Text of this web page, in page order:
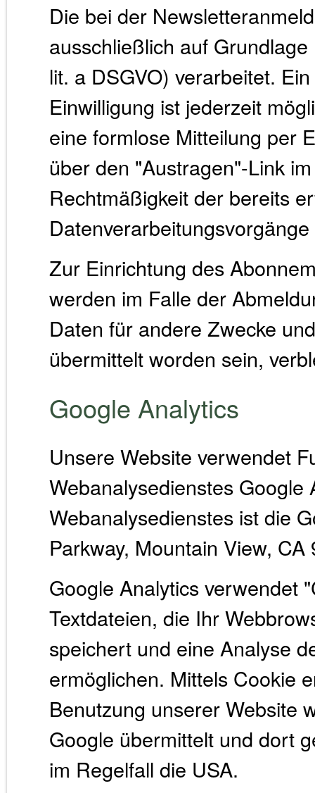
Die bei der
ausschließlich auf
lit. a DSGVO) verarbeitet.
Einwilligung ist jederzeit
eine formlose Mitteilung per
über den "Austragen"-Link
Rechtmäßigkeit der bereits
Zur Einrichtung des
werden im Falle der
Daten für andere Zwecke
übermittelt worden sein,
Google Analytics
Unsere Website verwendet
Webanalysedienstes Google
Webanalysedienstes ist die
Parkway, Mountain View, CA
Google Analytics verwendet
Textdateien, die Ihr
speichert und eine Analyse
ermöglichen. Mittels Cookie
Benutzung unserer Website
Google übermittelt und dort
im Regelfall die USA.